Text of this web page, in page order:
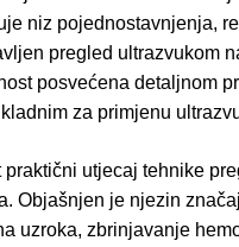
niz pojednostavnjenja,
pregled ultrazvukom
posvećena detaljnom
za primjenu
utjecaj tehnike
Objašnjen je njezin
uzroka, zbrinjavanje